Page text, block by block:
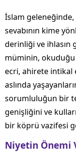
İslam geleneğinde,
sevabının kime
derinliği ve ihlasın
müminin, okuduğu
ecri, ahirete intikal
aslında
sorumluluğun bir
genişliğini ve
bir köprü vazifesi
Niyetin Önemi